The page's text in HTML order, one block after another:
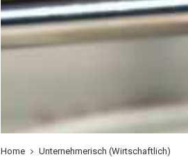
Home
Unternehmerisch (Wirtschaftlich)